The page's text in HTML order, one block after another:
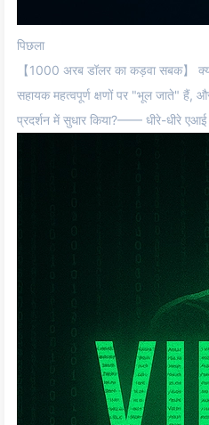
पिछला
【1000 अरब डॉलर का कड़वा सबक】 क्यों
सहायक महत्वपूर्ण क्षणों पर "भूल जाते" हैं,
प्रदर्शन में सुधार किया?—— धीरे-धीरे